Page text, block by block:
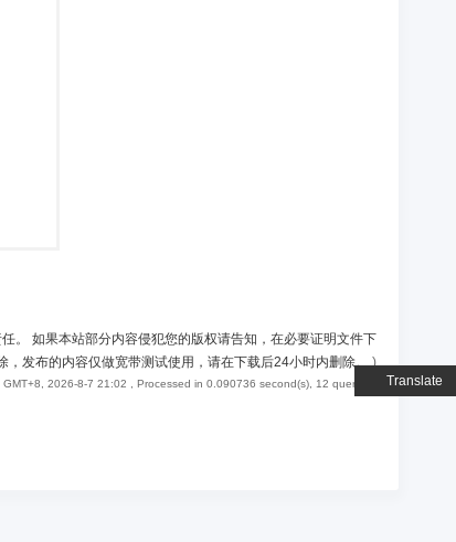
Translate
。 如果本站部分内容侵犯您的版权请告知，在必要证明文件下
，发布的内容仅做宽带测试使用，请在下载后24小时内删除。)
GMT+8, 2026-8-7 21:02 , Processed in 0.090736 second(s), 12 queries .